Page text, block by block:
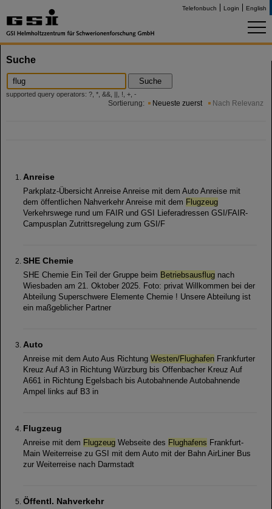
Telefonbuch Login English
Suche
Suche
supported query operators: ?, *, &&, ||, !, +, -
Sortierung: Neueste zuerst Nach Relevanz
Anreise
Parkplatz-Übersicht Anreise Anreise mit dem Auto Anreise mit
dem öffentlichen Nahverkehr Anreise mit dem Flugzeug
Verkehrswege rund um FAIR und GSI Lieferadressen GSI/FAIR-
Campusplan Zutrittsregelung zum GSI/F
SHE Chemie
SHE Chemie Ein Teil der Gruppe beim Betriebsausflug nach
Wiesbaden am 21. Oktober 2025. Foto: privat Willkommen bei der
Abteilung Superschwere Elemente Chemie ! Unsere Abteilung ist
ein maßgeblicher Partner
Auto
Anreise mit dem Auto Aus Richtung Westen/Flughafen Frankfurter
Kreuz Auf A3 in Richtung Würzburg bis Offenbacher Kreuz Auf
A661 in Richtung Egelsbach bis Autobahnende Autobahnende
Ampel links auf B3 in
Flugzeug
Anreise mit dem Flugzeug Webseite des Flughafens Frankfurt-
Main Weiterreise zu GSI mit dem Auto mit der Bahn AirLiner Bus
zur Weiterreise nach Darmstadt
Öffentl. Nahverkehr